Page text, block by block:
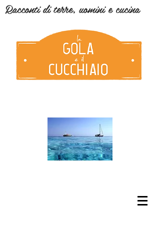
Racconti di terre, uomini e cucina